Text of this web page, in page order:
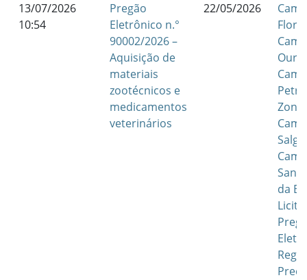
13/07/2026
10:54
Pregão
Eletrônico n.°
90002/2026 –
Aquisição de
materiais
zootécnicos e
medicamentos
veterinários
22/05/2026
Zona
da